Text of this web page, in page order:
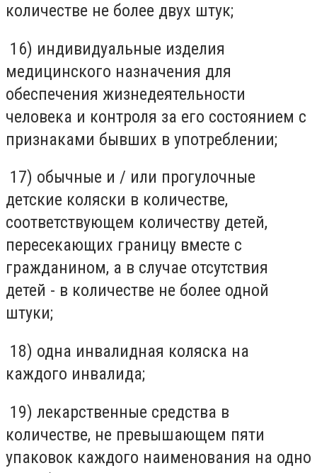
количестве не более двух штук;
16) индивидуальные изделия
медицинского назначения для
обеспечения жизнедеятельности
человека и контроля за его состоянием с
признаками бывших в употреблении;
17) обычные и / или прогулочные
детские коляски в количестве,
соответствующем количеству детей,
пересекающих границу вместе с
гражданином, а в случае отсутствия
детей - в количестве не более одной
штуки;
18) одна инвалидная коляска на
каждого инвалида;
19) лекарственные средства в
количестве, не превышающем пяти
упаковок каждого наименования на одно